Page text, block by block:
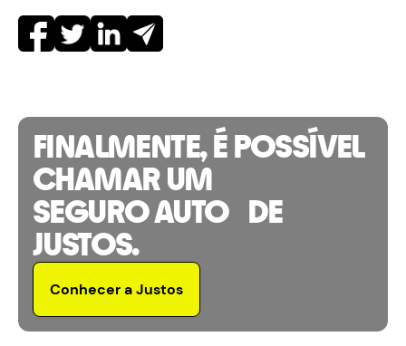
FINALMENTE, É POSSÍVEL
CHAMAR UM
SEGURO AUTO DE
JUSTOS.
Conhecer a Justos